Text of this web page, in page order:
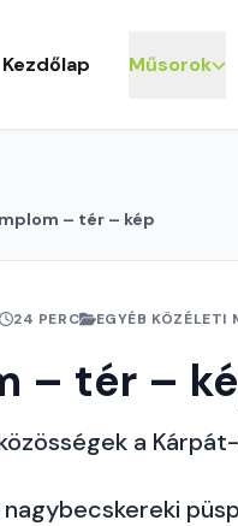
Kezdőlap Műsorok
– tér – kép
24 PERC EGYÉB KÖZÉLETI
– tér –
a